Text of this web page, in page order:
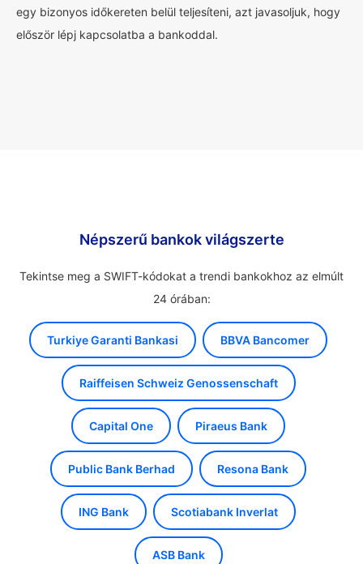
egy bizonyos időkereten belül teljesíteni, azt javasoljuk, hogy
először lépj kapcsolatba a bankoddal.
Népszerű bankok világszerte
Tekintse meg a SWIFT-kódokat a trendi bankokhoz az elmúlt
24 órában:
Turkiye Garanti Bankasi BBVA Bancomer
Raiffeisen Schweiz Genossenschaft
Capital One Piraeus Bank
Public Bank Berhad Resona Bank
ING Bank Scotiabank Inverlat
ASB Bank